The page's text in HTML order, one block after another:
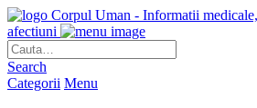
Corpul Uman - Informatii
afectiuni
Search
Categorii Menu